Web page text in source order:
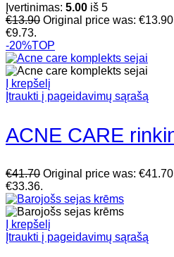
Įvertinimas: 5.00 iš 5
€13.90 Original price was:
€9.73.
-20%TOP
Į krepšelį
Įtraukti į pageidavimų sąrašą
ACNE CARE
€41.70 Original price was:
€33.36.
Į krepšelį
Įtraukti į pageidavimų sąrašą